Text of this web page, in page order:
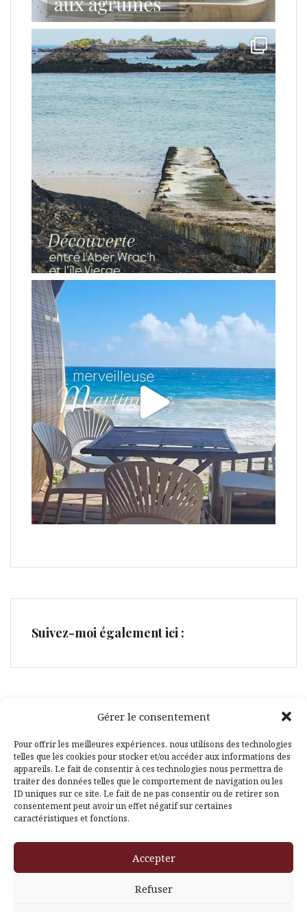
Gérer le consentement
Pour offrir les meilleures expériences, nous utilisons des technologies
telles que les cookies pour stocker et/ou accéder aux informations des
appareils. Le fait de consentir à ces technologies nous permettra de
traiter des données telles que le comportement de navigation ou les
ID uniques sur ce site. Le fait de ne pas consentir ou de retirer son
consentement peut avoir un effet négatif sur certaines
caractéristiques et fonctions.
Accepter
Refuser
Suivez-moi également ici :
Facebook
Pinterest
Themeisle